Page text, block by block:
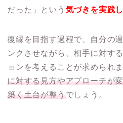
だった」という 気づきを実践
復縁を目指す過程で、自分の
ンクさせながら、相手に対す
ョンを考えることが求められ
に対する見方やアプローチが
築く土台が整うでしょう。